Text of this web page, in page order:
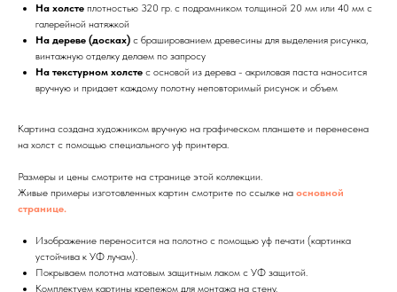
На холсте плотностью 320 гр. с подрамником толщиной 20 мм или 40 мм с
галерейной натяжкой
На дереве (досках) с брашированием древесины для выделения рисунка,
винтажную отделку делаем по запросу
На текстурном холсте с основой из дерева - акриловая паста наносится
вручную и придает каждому полотну неповторимый рисунок и объем
Картина создана художником вручную на графическом планшете и перенесена
на холст с помощью специального уф принтера.
Размеры и цены смотрите на странице этой коллекции.
Живые примеры изготовленных картин смотрите по ссылке на основной
странице.
Изображение переносится на полотно с помощью уф печати (картинка
устойчива к УФ лучам).
Покрываем полотна матовым защитным лаком с УФ защитой.
Комплектуем картины крепежом для монтажа на стену.